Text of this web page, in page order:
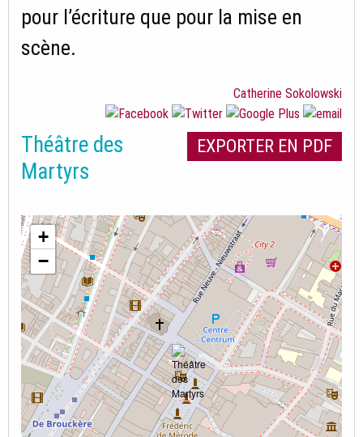
pour l’écriture que pour la mise en
scène.
Catherine Sokolowski
EXPORTER EN PDF
Théâtre des
Martyrs
+
−